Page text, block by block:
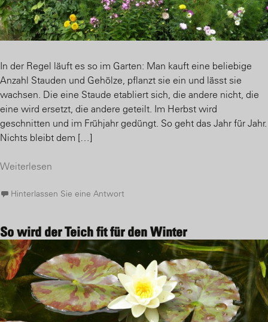
In der Regel läuft es so im Garten: Man kauft eine beliebige
Anzahl Stauden und Gehölze, pflanzt sie ein und lässt sie
wachsen. Die eine Staude etabliert sich, die andere nicht, die
eine wird ersetzt, die andere geteilt. Im Herbst wird
geschnitten und im Frühjahr gedüngt. So geht das Jahr für Jahr.
Nichts bleibt dem […]
Weiterlesen
Hinterlassen Sie eine Antwort
So wird der Teich fit für den Winter